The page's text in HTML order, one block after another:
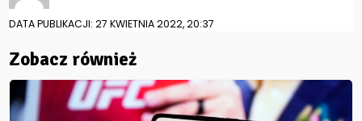
DATA PUBLIKACJI: 27 KWIETNIA 2022, 20:37
Zobacz również